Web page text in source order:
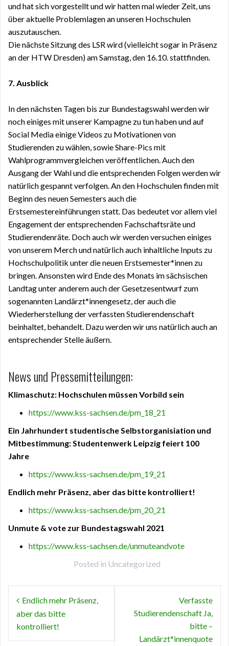
und hat sich vorgestellt und wir hatten mal wieder Zeit, uns
über aktuelle Problemlagen an unseren Hochschulen
auszutauschen.
Die nächste Sitzung des LSR wird (vielleicht sogar in Präsenz
an der HTW Dresden) am Samstag, den 16.10. stattfinden.
7. Ausblick
In den nächsten Tagen bis zur Bundestagswahl werden wir
noch einiges mit unserer Kampagne zu tun haben und auf
Social Media einige Videos zu Motivationen von
Studierenden zu wählen, sowie Share-Pics mit
Wahlprogrammvergleichen veröffentlichen. Auch den
Ausgang der Wahl und die entsprechenden Folgen werden wir
natürlich gespannt verfolgen. An den Hochschulen finden mit
Beginn des neuen Semesters auch die
Erstsemestereinführungen statt. Das bedeutet vor allem viel
Engagement der entsprechenden Fachschaftsräte und
Studierendenräte. Doch auch wir werden versuchen einiges
von unserem Merch und natürlich auch inhaltliche Inputs zu
Hochschulpolitik unter die neuen Erstsemester*innen zu
bringen. Ansonsten wird Ende des Monats im sächsischen
Landtag unter anderem auch der Gesetzesentwurf zum
sogenannten Landärzt*innengesetz, der auch die
Wiederherstellung der verfassten Studierendenschaft
beinhaltet, behandelt. Dazu werden wir uns natürlich auch an
entsprechender Stelle äußern.
News und Pressemitteilungen:
Klimaschutz: Hochschulen müssen Vorbild sein
https://www.kss-sachsen.de/pm_18_21
Ein Jahrhundert studentische Selbstorganisiation und
Mitbestimmung: Studentenwerk Leipzig feiert 100
Jahre
https://www.kss-sachsen.de/pm_19_21
Endlich mehr Präsenz, aber das bitte kontrolliert!
https://www.kss-sachsen.de/pm_20_21
Unmute & vote zur Bundestagswahl 2021
https://www.kss-sachsen.de/unmuteandvote
Posted in Uncategorized
Beitragsnavigation
Endlich mehr Präsenz,
aber das bitte
kontrolliert!
Verfasste
Studierendenschaft Ja,
bitte –
Landärzt*innenquote